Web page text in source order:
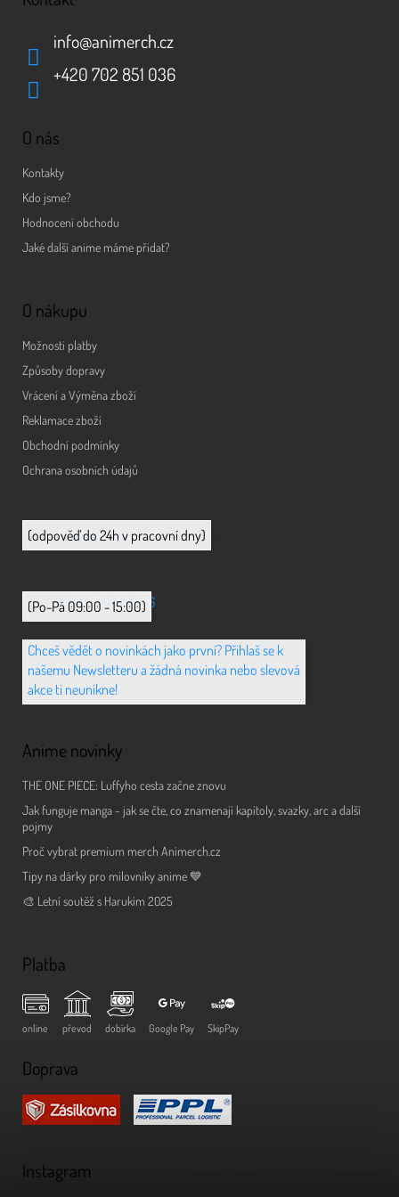
info@animerch.cz
+420 702 851 036
O nás
Kontakty
Kdo jsme?
Hodnocení obchodu
Jaké další anime máme přidat?
O nákupu
Možnosti platby
Způsoby dopravy
Vrácení a Výměna zboží
Reklamace zboží
Obchodní podmínky
Ochrana osobních údajů
info@animerch.cz
(odpověď do 24h v pracovní dny)
+420 702 851 036
(Po-Pá 09:00 - 15:00)
Chceš vědět o novinkách jako první? Přihlaš se k
našemu Newsletteru a žádná novinka nebo slevová
akce ti neunikne!
Anime novinky
THE ONE PIECE: Luffyho cesta začne znovu
Jak funguje manga - jak se čte, co znamenají kapitoly, svazky, arc a další
pojmy
Proč vybrat premium merch Animerch.cz
Tipy na dárky pro milovníky anime 💙
🎨 Letní soutěž s Harukim 2025
Platba
online převod dobírka Google Pay SkipPay
Doprava
Instagram